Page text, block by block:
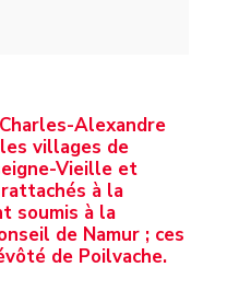
Alexandre
villages de
Vieille et
à la
soumis à la
de Namur ; ces
de Poilvache.